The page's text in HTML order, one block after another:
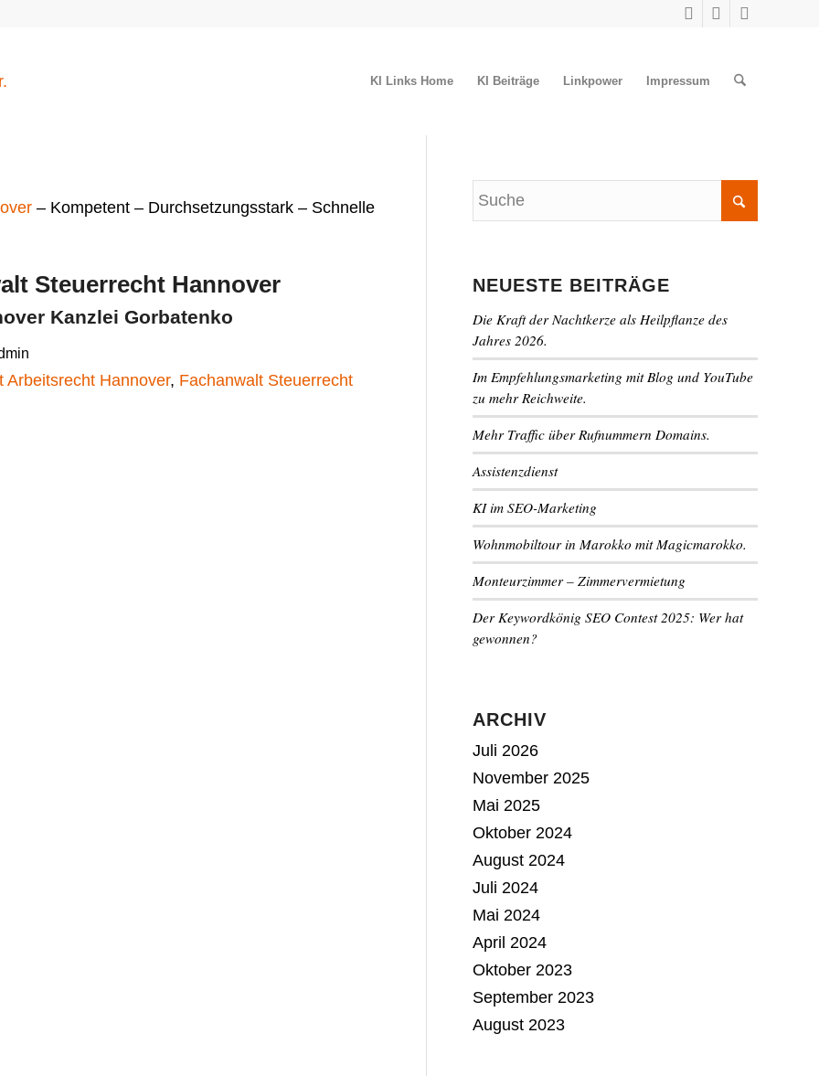
KI Links Home KI Beiträge Linkpower Impressum
– Kompetent – Durchsetzungsstark – Schnelle
Steuerrecht Hannover
Kanzlei Gorbatenko
Arbeitsrecht Hannover, Fachanwalt Steuerrecht
NEUESTE BEITRÄGE
Die Kraft der Nachtkerze als Heilpflanze des
Jahres 2026.
Im Empfehlungsmarketing mit Blog und YouTube
zu mehr Reichweite.
Mehr Traffic über Rufnummern Domains.
Assistenzdienst
KI im SEO-Marketing
Wohnmobiltour in Marokko mit Magicmarokko.
Monteurzimmer – Zimmervermietung
Der Keywordkönig SEO Contest 2025: Wer hat
gewonnen?
ARCHIV
Juli 2026
November 2025
Mai 2025
Oktober 2024
August 2024
Juli 2024
Mai 2024
April 2024
Oktober 2023
September 2023
August 2023